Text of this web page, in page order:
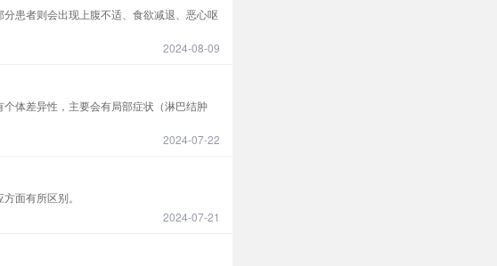
患者则会出现上腹不适、食欲减退、恶心呕
2024-08-09
体差异性，主要会有局部症状（淋巴结肿
2024-07-22
面有所区别。
2024-07-21